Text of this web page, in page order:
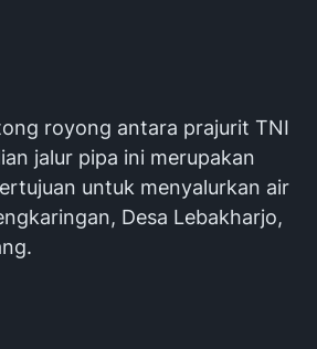
royong antara prajurit TNI
jalur pipa ini merupakan
untuk menyalurkan air
Desa Lebakharjo,